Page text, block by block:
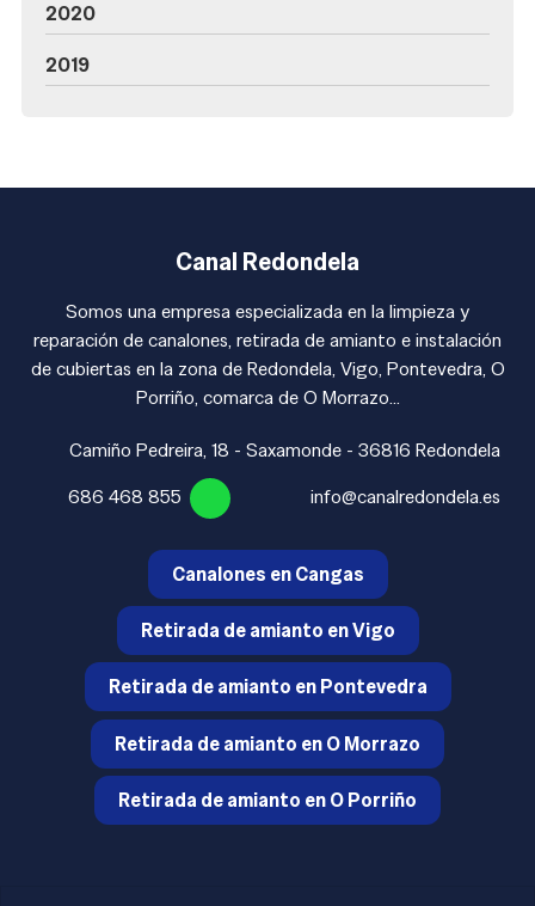
2020
2019
Canal Redondela
Somos una empresa especializada en la limpieza y
reparación de canalones, retirada de amianto e instalación
de cubiertas en la zona de Redondela, Vigo, Pontevedra, O
Porriño, comarca de O Morrazo...
Camiño Pedreira, 18 - Saxamonde - 36816 Redondela
686 468 855
info@canalredondela.es
Canalones en Cangas
Retirada de amianto en Vigo
Retirada de amianto en Pontevedra
Retirada de amianto en O Morrazo
Retirada de amianto en O Porriño